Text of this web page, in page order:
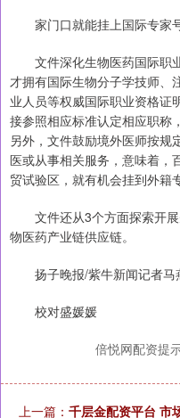
家门口就能挂上国际专家
文件深化生物医药国际职
才拥有国际生物分子学技师、
业人员等权威国际职业资格证
接参照相应标准认定相应职称
另外，文件鼓励境外医师按规
医或从事相关服务，意味着，
贸试验区，就有机会挂到外籍
文件还从3个方面探索开展
物医药产业链供应链。
扬子晚报/紫牛新闻记者马
校对盛媛媛
倍悦网配资提
上一篇： 千层金配资平台 市